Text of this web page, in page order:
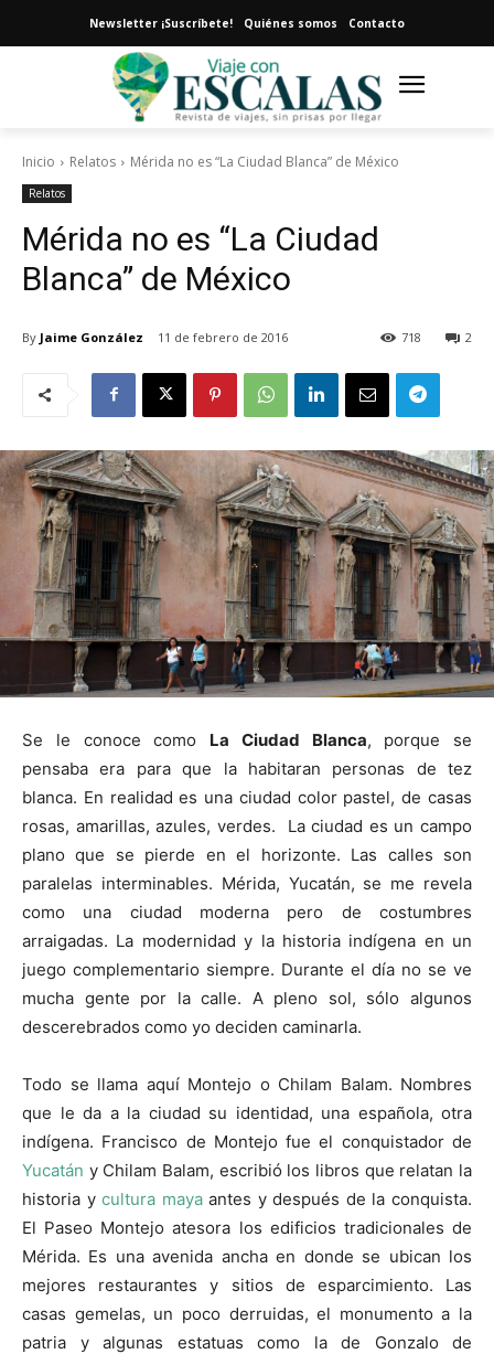
Newsletter ¡Suscríbete! Quiénes somos Contacto
Inicio Relatos Mérida no es “La Ciudad Blanca” de México
Relatos
Mérida no es “La Ciudad
Blanca” de México
By Jaime González 11 de febrero de 2016 2
718
Se le conoce como La Ciudad Blanca, porque se
pensaba era para que la habitaran personas de tez
blanca. En realidad es una ciudad color pastel, de casas
rosas, amarillas, azules, verdes. La ciudad es un campo
plano que se pierde en el horizonte. Las calles son
paralelas interminables. Mérida, Yucatán, se me revela
como una ciudad moderna pero de costumbres
arraigadas. La modernidad y la historia indígena en un
juego complementario siempre. Durante el día no se ve
mucha gente por la calle. A pleno sol, sólo algunos
descerebrados como yo deciden caminarla.
Todo se llama aquí Montejo o Chilam Balam. Nombres
que le da a la ciudad su identidad, una española, otra
indígena. Francisco de Montejo fue el conquistador de
Yucatán y Chilam Balam, escribió los libros que relatan la
historia ycultura mayaantes y después de la conquista.
El Paseo Montejo atesora los edificios tradicionales de
Mérida. Es una avenida ancha en donde se ubican los
mejores restaurantes y sitios de esparcimiento. Las
casas gemelas, un poco derruidas, el monumento a la
patria y algunas estatuas como la de Gonzalo de